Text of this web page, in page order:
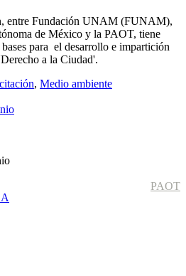
entre Fundación UNAM (FUNAM),
de México y la PAOT, tiene
para el desarrollo e impartición
a la Ciudad'.
, Medio ambiente
PAOT